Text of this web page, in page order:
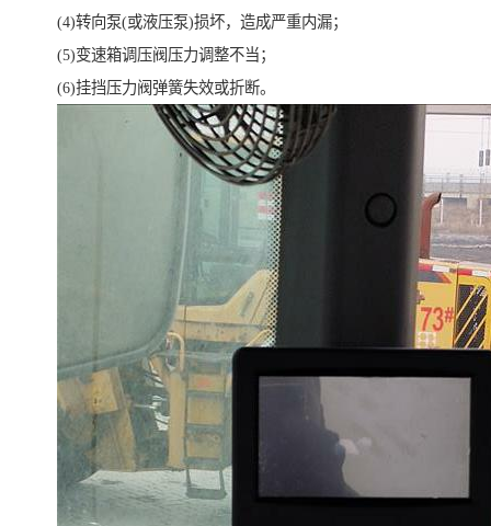
(4)转向泵(或液压泵)损坏，造成严重内漏；
(5)变速箱调压阀压力调整不当；
(6)挂挡压力阀弹簧失效或折断。